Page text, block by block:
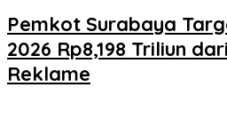
Pemkot Surabaya
2026 Rp8,198 Triliun
Reklame